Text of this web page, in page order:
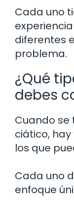
Cada uno
diferentes
problema.
¿Qué
debes
Cuando
ciático,
los que
Cada uno
enfoque